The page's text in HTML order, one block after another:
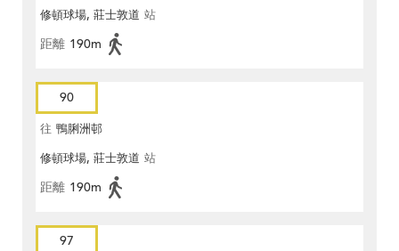
修頓球場, 莊士敦道 站
距離 190m
90
往 鴨脷洲邨
修頓球場, 莊士敦道 站
距離 190m
97